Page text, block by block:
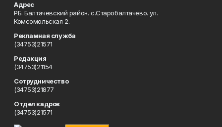
Адрес
РБ. Балтачевский район. с.Старобалтачево. ул.
Комсомольская 2.
Рекламная служба
(34753)21571
Редакция
(34753)21154
Сотрудничество
(34753)21877
Отдел кадров
(34753)21571